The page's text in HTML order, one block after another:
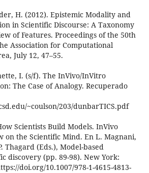
H. (2012). Epistemic Modality and
in Scientific Discourse: A Taxonomy
of Features. Proceedings of the 50th
Association for Computational
July 12, 47–55.
I. (s/f). The InVivo/InVitro
The Case of Analogy. Recuperado
~coulson/203/dunbarTICS.pdf
Scientists Build Models. InVivo
on the Scientific Mind. En L. Magnani,
Thagard (Eds.), Model-based
discovery (pp. 89-98). New York:
doi.org/10.1007/978-1-4615-4813-